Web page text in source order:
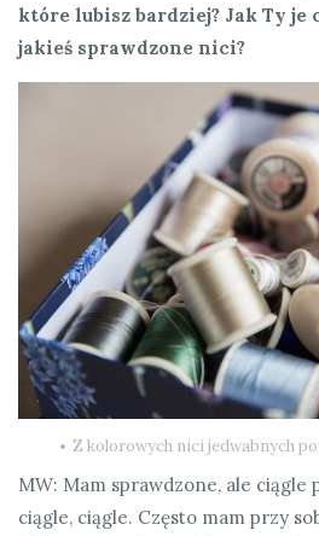
które lubisz bardziej? Jak Ty je
jakieś sprawdzone nici?
Z kolorowych nici jedwabnych
MW: Mam sprawdzone, ale ciągle
ciągle, ciągle. Często mam przy